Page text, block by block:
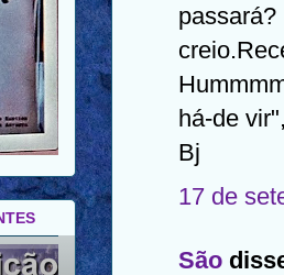
há-de
Bj
17 de
São